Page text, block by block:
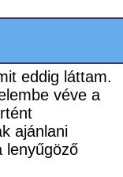
eddig láttam.
véve a
ajánlani
lenyűgöző